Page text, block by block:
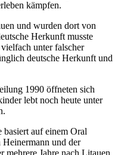
kämpfen.
und wurden dort von
Herkunft musste
unter falscher
deutsche Herkunft und
1990 öffneten sich
lebt noch heute unter
auf einem Oral
und der
mehrere Jahre nach Litauen